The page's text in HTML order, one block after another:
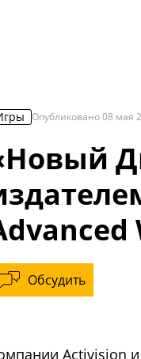
Опубликовано08 мая
Обсудить
Activision